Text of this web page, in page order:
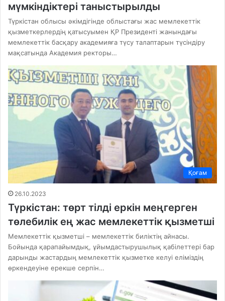
мүмкіндіктері таныстырылды
Түркістан облысы әкімдігінде облыстағы жас мемлекеттік
қызметкерлердің қатысуымен ҚР Президенті жанындағы
мемлекеттік басқару академияға түсу талаптарын түсіндіру
мақсатында Академия ректоры…
Қоғам
26.10.2023
Түркістан: төрт тілді еркін меңгерген
төлебилік ең жас мемлекеттік қызметші
Мемлекеттік қызметші – мемлекеттік биліктің айнасы.
Бойында қарапайымдық, ұйымдастырушылық қабілеттері бар
дарынды жастардың мемлекеттік қызметке келуі еліміздің
өркендеуіне ерекше серпін…